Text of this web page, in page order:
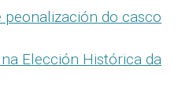
peonalización do casco
Elección Histórica da